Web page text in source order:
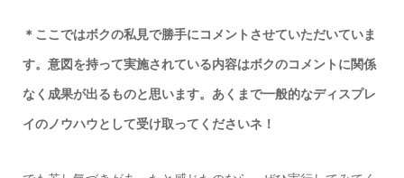
＊ここではボクの私見で勝手にコメントさせていただいていま
す。意図を持って実施されている内容はボクのコメントに関係
なく成果が出るものと思います。あくまで一般的なディスプレ
イのノウハウとして受け取ってくださいネ！